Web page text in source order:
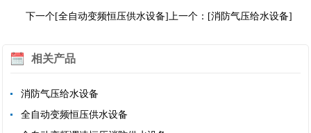
下一个[全自动变频恒压供水设备] 上一个：[消防气压给水设备]
相关产品
消防气压给水设备
全自动变频恒压供水设备